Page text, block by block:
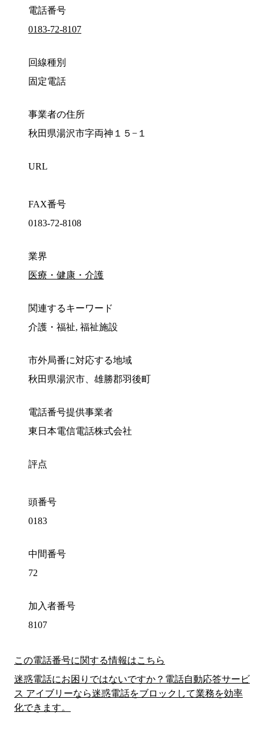
電話番号
0183-72-8107
回線種別
固定電話
事業者の住所
秋田県湯沢市字両神１５−１
URL
FAX番号
0183-72-8108
業界
医療・健康・介護
関連するキーワード
介護・福祉, 福祉施設
市外局番に対応する地域
秋田県湯沢市、雄勝郡羽後町
電話番号提供事業者
東日本電信電話株式会社
評点
頭番号
0183
中間番号
72
加入者番号
8107
この電話番号に関する情報はこちら
迷惑電話にお困りではないですか？電話自動応答サービ
ス アイブリーなら迷惑電話をブロックして業務を効率
化できます。